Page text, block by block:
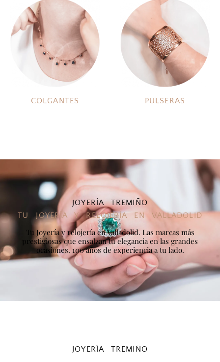
COLGANTES PULSERAS
JOYERÍA TREMIÑO
TU JOYERÍA Y RELOJERÍA EN VALLADOLID
Tu Joyería y relojería en Valladolid. Las marcas más
prestigiosas que ensalzan tu elegancia en las grandes
ocasiones. 100 años de experiencia a tu lado.
JOYERÍA TREMIÑO